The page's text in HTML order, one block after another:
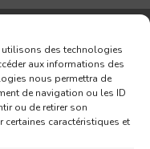
utilisons des technologies
aux informations des
nous permettra de
de navigation ou les ID
ou de retirer son
certaines caractéristiques et
Newsletter